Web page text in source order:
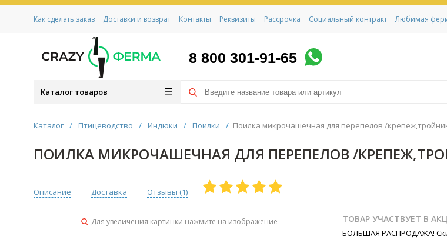
Как сделать заказ Доставки и возврат Контакты Реквизиты Рассрочка Социальный контракт Любимая
8 800 301-91-65
Каталог товаров
Каталог / Птицеводство / Индюки / Поилки / Поилка микрочашечная для перепелов /
ПОИЛКА МИКРОЧАШЕЧНАЯ ДЛЯ ПЕРЕПЕЛОВ /
Описание Доставка Отзывы (1)
Для увеличения картинки нажмите на изображение ТОВАР УЧАСТВУЕТ В
БОЛЬШАЯ РАСПРОДАЖА!